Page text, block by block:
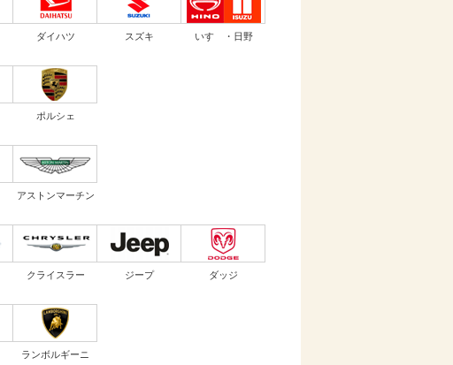
ダイハツ スズキ いすゞ・日野
ポルシェ
アストンマーチン
クライスラー ジープ ダッジ
ランボルギーニ